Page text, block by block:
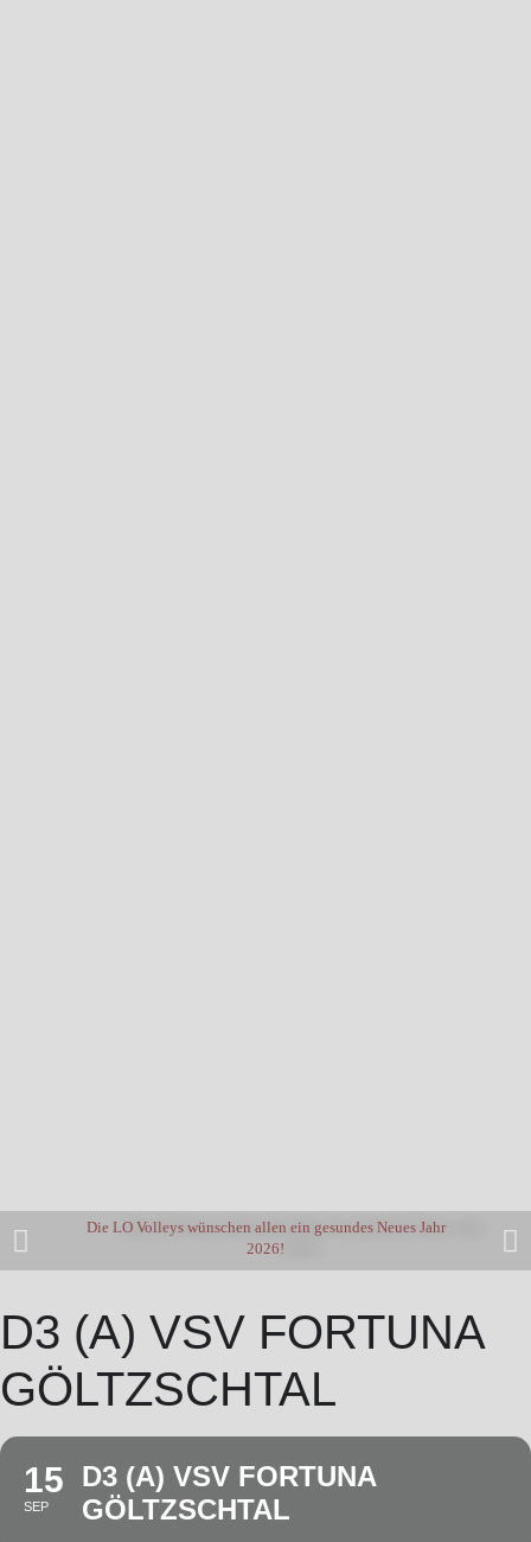
Die LO Volleys wünschen allen ein gesundes Neues Jahr
2026!
D3 (A) VSV FORTUNA
GÖLTZSCHTAL
15
SEP
D3 (A) VSV FORTUNA
GÖLTZSCHTAL